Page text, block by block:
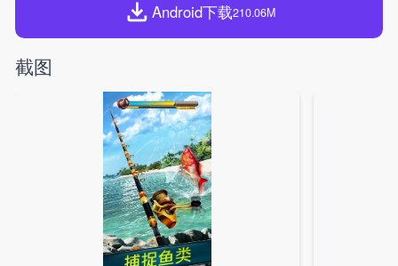
Android下载210.06M
截图